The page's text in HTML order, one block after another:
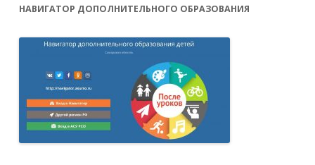
НАВИГАТОР ДОПОЛНИТЕЛЬНОГО ОБРАЗОВАНИЯ